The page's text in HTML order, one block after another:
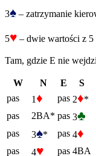
3♠ – zatrzymanie
5♥ – dwie wartości z 5
Tam, gdzie E nie
W N E
S
pas
1♦ pas 2♦*
pas
2BA* pas 3♣
pas 3♠* pas 4♦
pas 4♥ pas 4BA